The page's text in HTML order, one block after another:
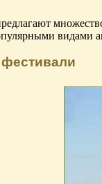
видами